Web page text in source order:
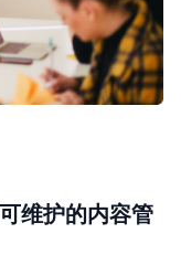
维护的内容管